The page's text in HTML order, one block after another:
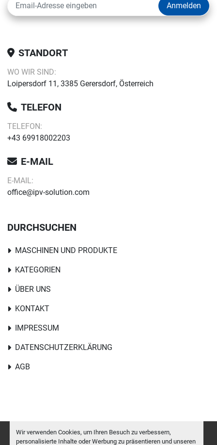
Wir verwenden Cookies, um Ihren Besuch zu verbessern,
personalisierte Inhalte oder Werbung zu präsentieren und unseren
Anmelden
STANDORT
WO WIR SIND:
Loipersdorf 11, 3385 Gerersdorf, Österreich
TELEFON
TELEFON:
+43 69918002203
E-MAIL
E-MAIL:
office@ipv-solution.com
DURCHSUCHEN
MASCHINEN UND PRODUKTE
KATEGORIEN
ÜBER UNS
KONTAKT
IMPRESSUM
DATENSCHUTZERKLÄRUNG
AGB